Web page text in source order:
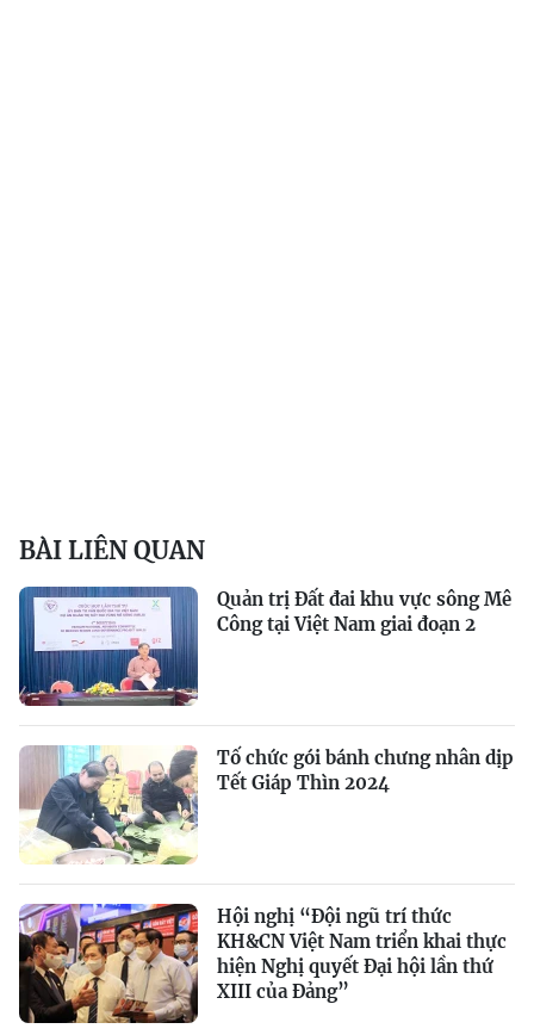
BÀI LIÊN QUAN
Quản trị Đất đai khu vực sông Mê
Công tại Việt Nam giai đoạn 2
Tố chức gói bánh chưng nhân dịp
Tết Giáp Thìn 2024
Hội nghị “Đội ngũ trí thức
KH&CN Việt Nam triển khai thực
hiện Nghị quyết Đại hội lần thứ
XIII của Đảng”